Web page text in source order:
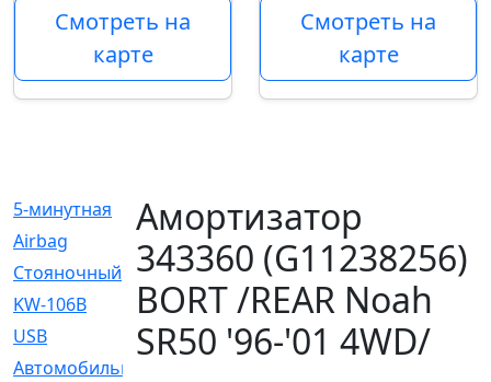
Смотреть на
карте
Смотреть на
карте
5-минутная
[1]
Airbag
[18]
Cтояночный
[1]
KW-106B
USB
[6]
Автомобильное
Амортизатор
343360 (G11238256)
BORT /REAR Noah
SR50 '96-'01 4WD/